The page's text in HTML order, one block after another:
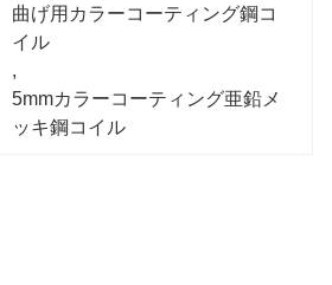
曲げ用カラーコーティング鋼コ
イル
,
5mmカラーコーティング亜鉛メ
ッキ鋼コイル